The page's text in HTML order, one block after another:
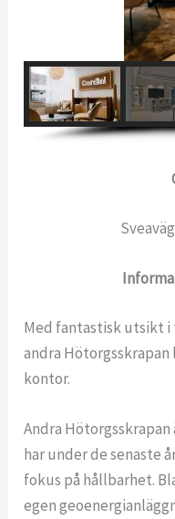
Med fantastisk utsikt
andra Hötorgsskrapan
kontor.
Andra
har under de senaste
fokus på hållbarhet.
egen